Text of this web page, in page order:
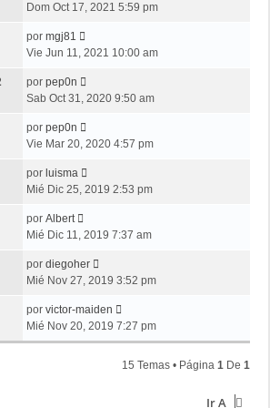
Dom Oct 17, 2021 5:59 pm
por mgj81
Vie Jun 11, 2021 10:00 am
por pep0n
Sab Oct 31, 2020 9:50 am
por pep0n
Vie Mar 20, 2020 4:57 pm
por luisma
Mié Dic 25, 2019 2:53 pm
por Albert
Mié Dic 11, 2019 7:37 am
por diegoher
Mié Nov 27, 2019 3:52 pm
por victor-maiden
Mié Nov 20, 2019 7:27 pm
15 Temas • Página 1 De 1
Ir A